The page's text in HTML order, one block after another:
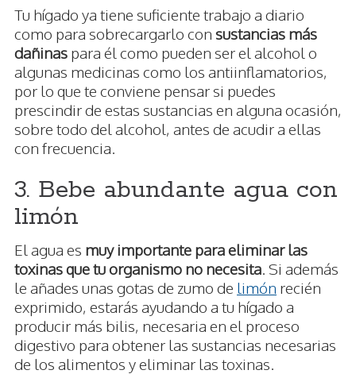
Tu hígado ya tiene suficiente trabajo a diario
como para sobrecargarlo con sustancias más
dañinas para él como pueden ser el alcohol o
algunas medicinas como los antiinflamatorios,
por lo que te conviene pensar si puedes
prescindir de estas sustancias en alguna ocasión,
sobre todo del alcohol, antes de acudir a ellas
con frecuencia.
3. Bebe abundante agua con
limón
El agua es muy importante para eliminar las
toxinas que tu organismo no necesita . Si además
le añades unas gotas de zumo de limón recién
exprimido, estarás ayudando a tu hígado a
producir más bilis, necesaria en el proceso
digestivo para obtener las sustancias necesarias
de los alimentos y eliminar las toxinas.